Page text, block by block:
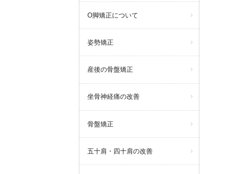
O脚矯正について
姿勢矯正
産後の骨盤矯正
坐骨神経痛の改善
骨盤矯正
五十肩・四十肩の改善